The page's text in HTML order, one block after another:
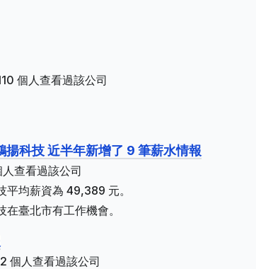
個人查看過該公司
科技 近半年新增了 9 筆薪水情報
查看過該公司
平均薪資為 49,389 元。
臺北市有工作機會。
個人查看過該公司